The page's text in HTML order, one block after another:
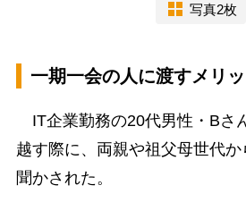
写真2枚
一期一会の人に渡すメリ
IT企業勤務の20代男性・Bさ
越す際に、両親や祖父母世代
聞かされた。